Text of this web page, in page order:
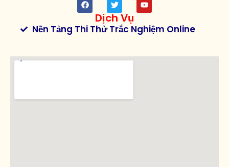
Dịch Vụ
Nền Tảng Thi Thử Trắc Nghiệm Online